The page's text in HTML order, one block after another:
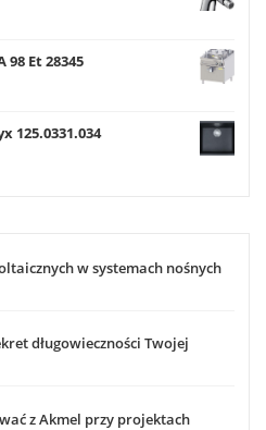
98 Et 28345
125.0331.034
w systemach nośnych
długowieczności Twojej
z Akmel przy projektach